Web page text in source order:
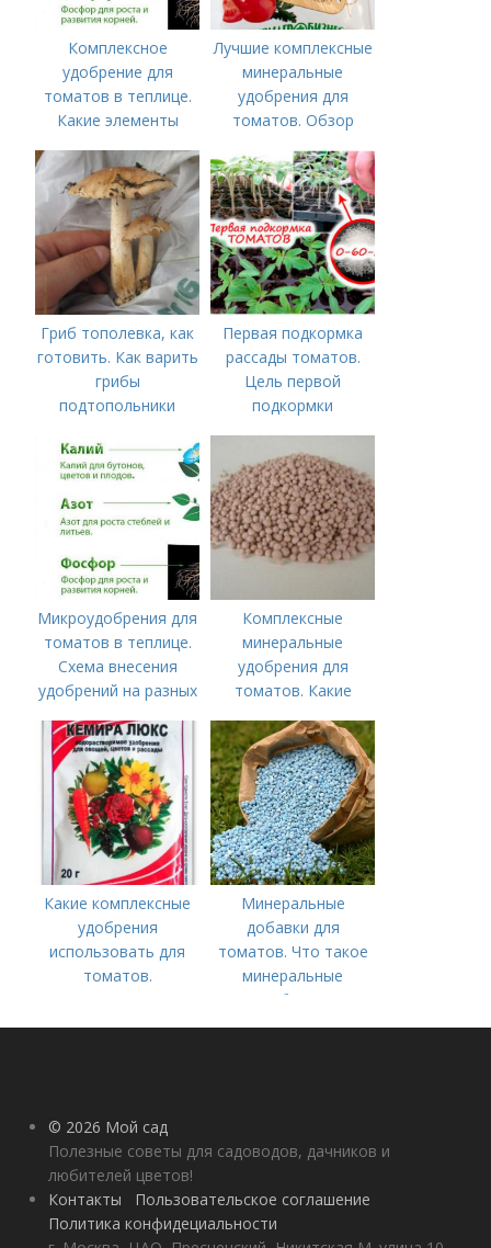
Комплексное
удобрение для
томатов в теплице.
Какие элементы
особенности их
внесения
Лучшие комплексные
минеральные
удобрения для
томатов. Обзор
удобрений для
томатов: правила
внесения в почву
Гриб тополевка, как
готовить. Как варить
грибы
подтопольники
Первая подкормка
рассады томатов.
Цель первой
подкормки
Микроудобрения для
томатов в теплице.
Схема внесения
удобрений на разных
помидоров
Комплексные
минеральные
удобрения для
томатов. Какие
используются для
культуры
Какие комплексные
удобрения
использовать для
томатов.
комплексные
Минеральные
добавки для
томатов. Что такое
минеральные
удобрения
© 2026 Мой сад
Полезные советы для садоводов, дачников и
любителей цветов!
Контакты
Пользовательское соглашение
Политика конфидециальности